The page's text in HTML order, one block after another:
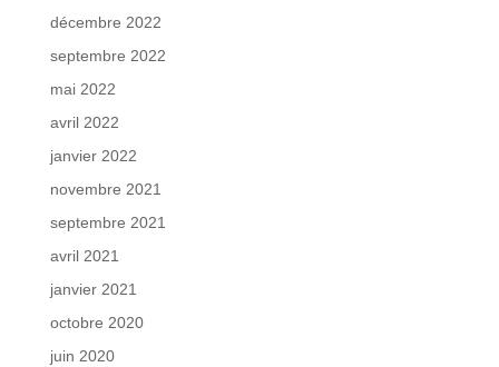
décembre 2022
septembre 2022
mai 2022
avril 2022
janvier 2022
novembre 2021
septembre 2021
avril 2021
janvier 2021
octobre 2020
juin 2020